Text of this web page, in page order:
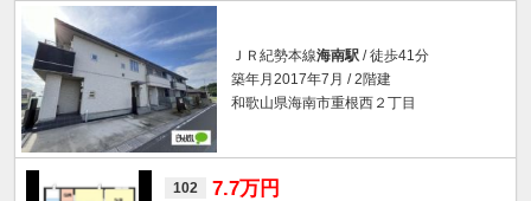
ＪＲ紀勢本線海南駅 / 徒歩41分
築年月2017年7月 / 2階建
和歌山県海南市重根西２丁目
102 7.7万円